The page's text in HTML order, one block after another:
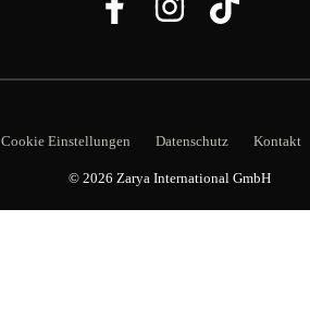
Cookie Einstellungen Datenschutz Kontakt
© 2026 Zarya International GmbH